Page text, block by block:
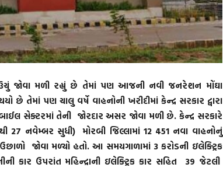
ઉચું જોવા મળી રહ્યું છે તેમાં પણ આજની નવી જનરેશન મોંઘા
છે તેમાં પણ ચાલુ વર્ષે વાહનોની ખરીદીમાં કેન્દ્ર સરકાર દ્વારા
સેક્ટરમાં તેની જોરદાર અસર જોવા મળી છે. કેન્દ્ર સરકારે
27 નવેમ્બર સુધી) મોરબી જિલ્લામાં 12 451 નવા વાહનોનું
જોવા મળ્યો હતો. આ સમયગાળામાં 3 કરોડની ઇલેક્ટ્રિક
ઉપરાંત મહિન્દ્રાની ઇલેક્ટ્રિક કાર સહિત 39 જેટલી